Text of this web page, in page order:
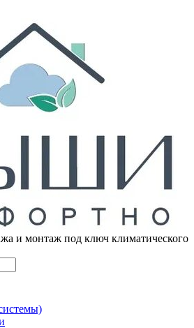
и монтаж под ключ климатического